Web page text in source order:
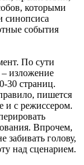
которыми
синопсиса
события
По сути
изложение
30 страниц.
пишется
и с режиссером.
Впрочем,
забивать голову,
над сценарием.